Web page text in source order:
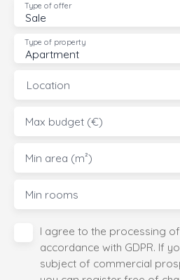
Sale
Type of offer
Apartment
Type of property
Location
Max budget (€)
Min area (m²)
Min rooms
I agree to the processing
accordance with GDPR. If
subject of commercial